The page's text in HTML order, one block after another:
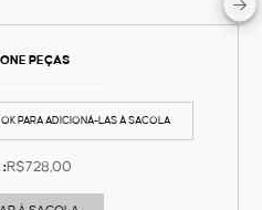
PEÇAS
PARA ADICIONÁ-LAS À SACOLA
:R$728,00